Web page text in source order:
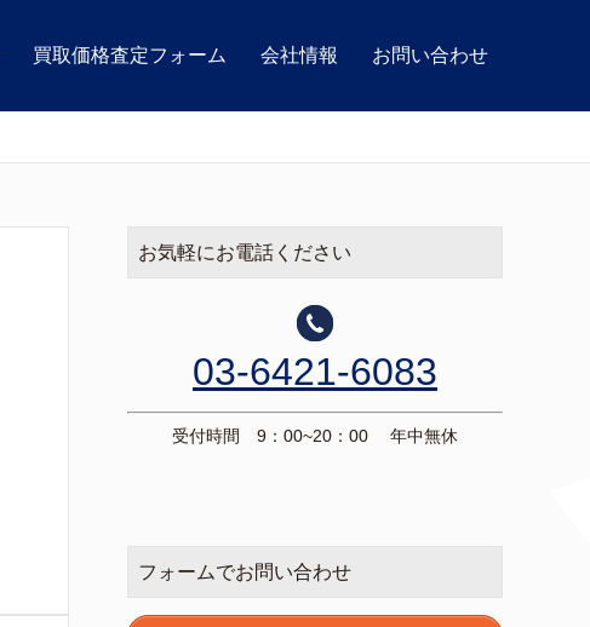
買取価格査定フォーム 会社情報 お問い合わせ
お気軽にお電話ください
03-6421-6083
受付時間 9：00~20：00 年中無休
フォームでお問い合わせ